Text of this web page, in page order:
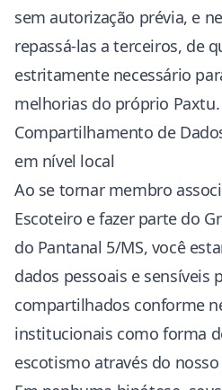
sem autorização prévia, e
repassá-las a terceiros, de
estritamente necessário
melhorias do próprio Paxtu.
Compartilhamento de
em nível local
Ao se tornar membro
Escoteiro e fazer parte do
do Pantanal 5/MS, você
dados pessoais e sensíveis
compartilhados conforme
institucionais como forma
escotismo através do